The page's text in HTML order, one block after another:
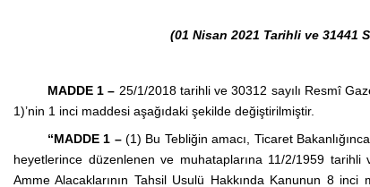
(01 Nisan 2021 Tarihli ve 31441
MADDE 1 – 25/1/2018 tarihli ve 30312 sayılı Resmî
1)’nin 1 inci maddesi aşağıdaki şekilde değiştirilmiştir.
“MADDE 1 –(1) Bu Tebliğin amacı, Ticaret
heyetlerince düzenlenen ve muhataplarına 11/2/1959
Amme Alacaklarının Tahsil Usulü Hakkında Kanunun 8